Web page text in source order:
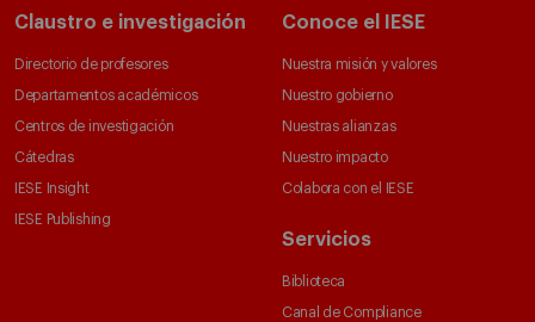
Claustro e investigación
Directorio de profesores
Departamentos académicos
Centros de investigación
Cátedras
IESE Insight
IESE Publishing
Conoce el IESE
Nuestra misión y valores
Nuestro gobierno
Nuestras alianzas
Nuestro impacto
Colabora con el IESE
Servicios
Biblioteca
Canal de Compliance